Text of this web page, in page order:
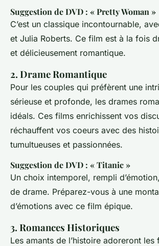
Suggestion de DVD : « Pretty Woman »
C’est un classique incontournable,
et Julia Roberts. Ce film est à la fois
et délicieusement romantique.
2. Drame Romantique
Pour les couples qui préfèrent une
sérieuse et profonde, les drames
idéals. Ces films enrichissent vos
réchauffent vos coeurs avec des
tumultueuses et passionnées.
Suggestion de DVD : « Titanic »
Un choix intemporel, rempli
de drame. Préparez-vous à une
d’émotions avec ce film épique.
3. Romances Historiques
Les amants de l’histoire adoreront les